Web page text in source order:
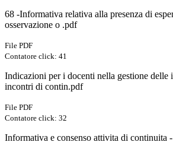
68 -Informativa relativa alla presenza di
osservazione o .pdf
File PDF
Contatore click: 41
Indicazioni per i docenti nella gestione delle
incontri di contin.pdf
File PDF
Contatore click: 32
Informativa e consenso attivita di continuita